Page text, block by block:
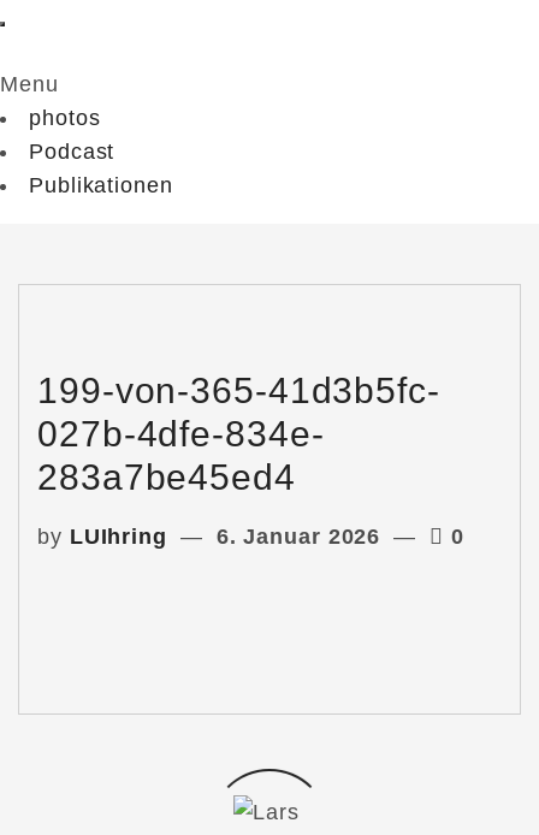
Menu
photos
Podcast
Publikationen
199-von-365-41d3b5fc-
027b-4dfe-834e-
283a7be45ed4
by LUIhring 6. Januar 2026 0